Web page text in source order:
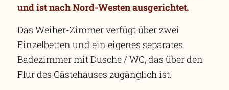
und ist nach Nord-Westen ausgerichtet.
Das Weiher-Zimmer verfügt über zwei
Einzelbetten und ein eigenes separates
Badezimmer mit Dusche / WC, das über den
Flur des Gästehauses zugänglich ist.